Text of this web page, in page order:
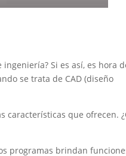
Si es así, es hora
se trata de CAD (diseño
características que ofrecen.
programas brindan